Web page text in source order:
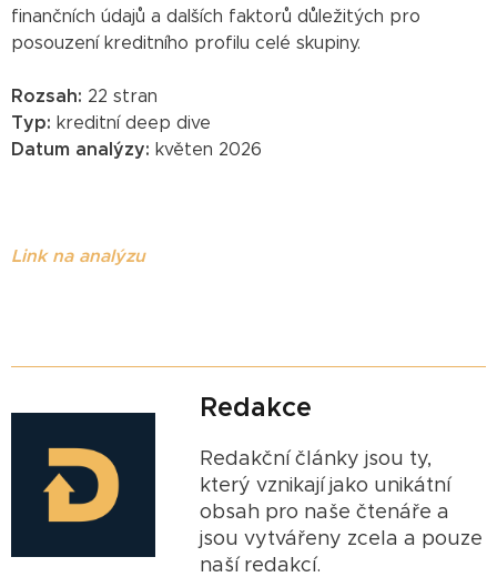
finančních údajů a dalších faktorů důležitých pro
posouzení kreditního profilu celé skupiny.
Rozsah: 22 stran
Typ: kreditní deep dive
Datum analýzy: květen 2026
Link na analýzu
Redakce
Redakční články jsou ty,
který vznikají jako unikátní
obsah pro naše čtenáře a
jsou vytvářeny zcela a pouze
naší redakcí.